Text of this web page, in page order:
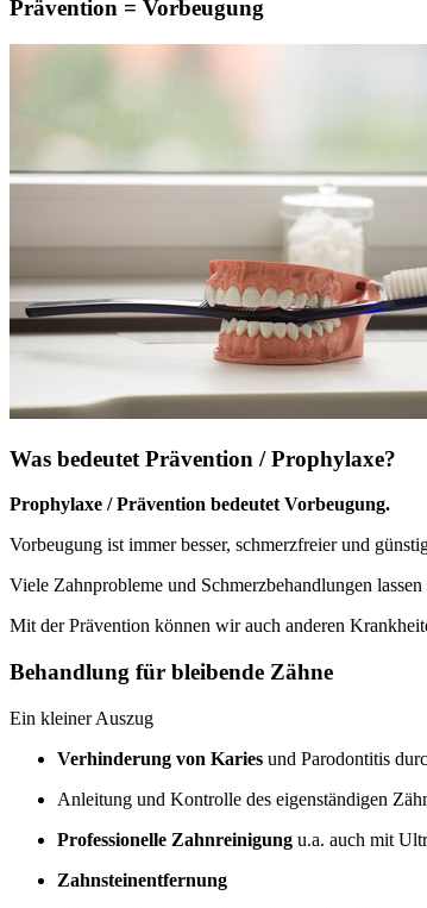
Prävention = Vorbeugung
Was bedeutet Prävention / Prophylaxe?
Prophylaxe / Prävention bedeutet Vorbeugung.
Vorbeugung ist immer besser, schmerzfreier und
Viele Zahnprobleme und Schmerzbehandlungen
Mit der Prävention können wir auch anderen
Behandlung für bleibende Zähne
Ein kleiner Auszug
Verhinderung von Karies und Parodontitis
Anleitung und Kontrolle des eigenständigen
Professionelle Zahnreinigung u.a. auch mit
Zahnsteinentfernung